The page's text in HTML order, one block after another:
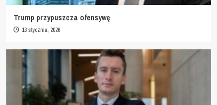
Trump przypuszcza ofensywę
13 stycznia, 2026